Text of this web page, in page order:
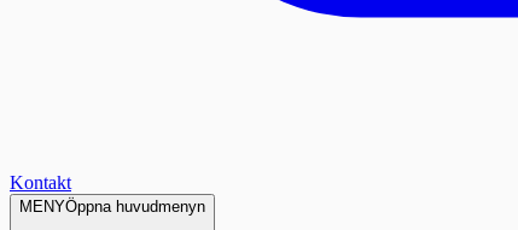
Kontakt
MENYÖppna huvudmenyn